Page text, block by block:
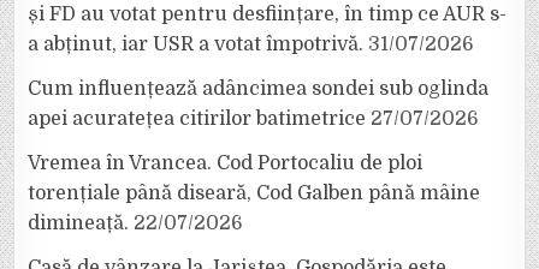
și FD au votat pentru desființare, în timp ce AUR s-
a abținut, iar USR a votat împotrivă. 31/07/2026
Cum influențează adâncimea sondei sub oglinda
apei acuratețea citirilor batimetrice 27/07/2026
Vremea în Vrancea. Cod Portocaliu de ploi
torențiale până diseară, Cod Galben până mâine
dimineață. 22/07/2026